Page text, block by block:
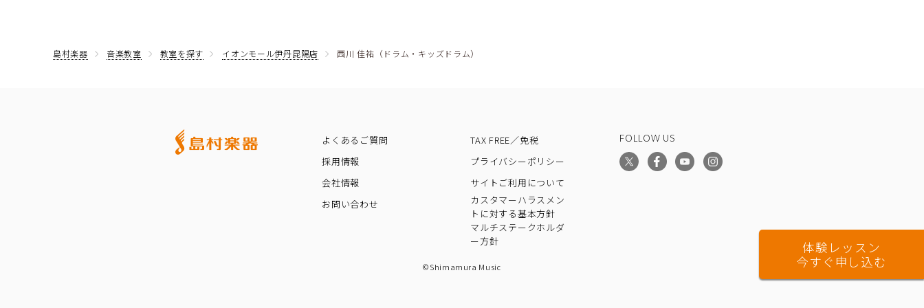
体験レッスン
今すぐ申し込む
島村楽器 音楽教室 教室を探す イオンモール伊丹昆陽店 西川 佳祐（ドラム・キッズドラム）
よくあるご質問
採用情報
会社情報
お問い合わせ
TAX FREE／免税
プライバシーポリシー
サイトご利用について
カスタマーハラスメン
トに対する基本方針
マルチステークホルダ
ー方針
FOLLOW US
©Shimamura Music